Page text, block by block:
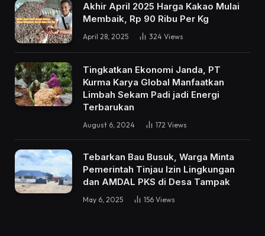
Akhir April 2025 Harga Kakao Mulai
Membaik, Rp 90 Ribu Per Kg
April 28, 2025 324 Views
Tingkatkan Ekonomi Janda, PT
Kurma Karya Global Manfaatkan
Limbah Sekam Padi jadi Energi
Terbarukan
August 6, 2024 172 Views
Tebarkan Bau Busuk, Warga Minta
Pemerintah Tinjau Izin Lingkungan
dan AMDAL PKS di Desa Tampak
May 6, 2025 156 Views